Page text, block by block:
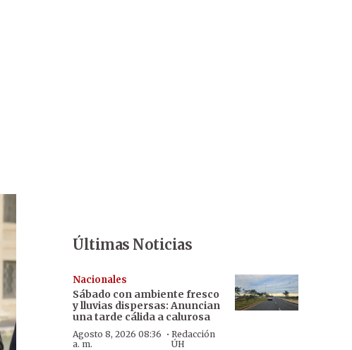
Últimas Noticias
Nacionales
Sábado con ambiente fresco
y lluvias dispersas: Anuncian
una tarde cálida a calurosa
Agosto 8, 2026 08:36
a. m.
·Redacción
ÚH